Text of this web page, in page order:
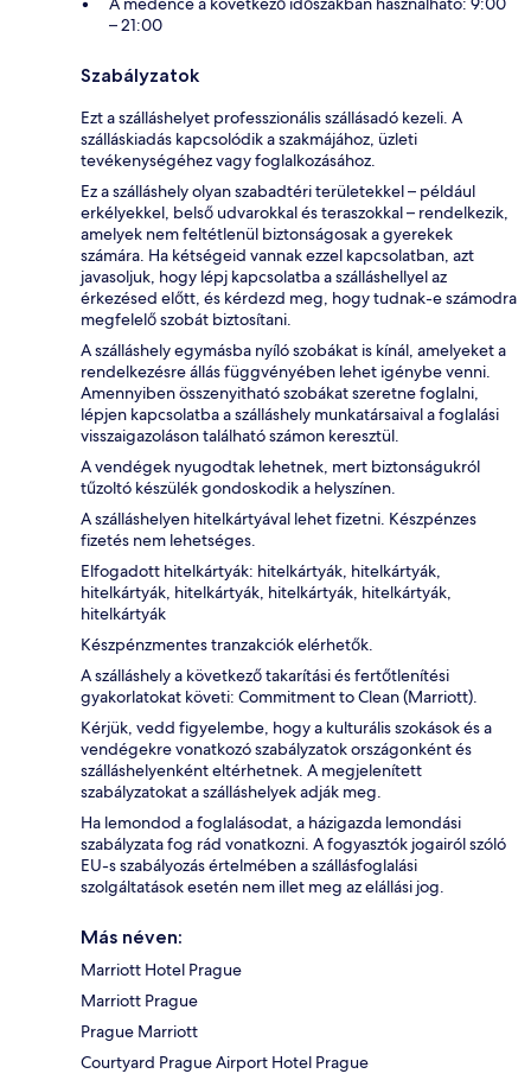
– 21:00
Szabályzatok
Ezt a szálláshelyet professzionális szállásadó kezeli. A
szálláskiadás kapcsolódik a szakmájához, üzleti
tevékenységéhez vagy foglalkozásához.
Ez a szálláshely olyan szabadtéri területekkel – például
erkélyekkel, belső udvarokkal és teraszokkal – rendelkezik,
amelyek nem feltétlenül biztonságosak a gyerekek
számára. Ha kétségeid vannak ezzel kapcsolatban, azt
javasoljuk, hogy lépj kapcsolatba a szálláshellyel az
érkezésed előtt, és kérdezd meg, hogy tudnak-e számodra
megfelelő szobát biztosítani.
A szálláshely egymásba nyíló szobákat is kínál, amelyeket a
rendelkezésre állás függvényében lehet igénybe venni.
Amennyiben összenyitható szobákat szeretne foglalni,
lépjen kapcsolatba a szálláshely munkatársaival a foglalási
visszaigazoláson található számon keresztül.
A vendégek nyugodtak lehetnek, mert biztonságukról
tűzoltó készülék gondoskodik a helyszínen.
A szálláshelyen hitelkártyával lehet fizetni. Készpénzes
fizetés nem lehetséges.
Elfogadott hitelkártyák: hitelkártyák, hitelkártyák,
hitelkártyák, hitelkártyák, hitelkártyák, hitelkártyák,
hitelkártyák
Készpénzmentes tranzakciók elérhetők.
A szálláshely a következő takarítási és fertőtlenítési
gyakorlatokat követi: Commitment to Clean (Marriott).
Kérjük, vedd figyelembe, hogy a kulturális szokások és a
vendégekre vonatkozó szabályzatok országonként és
szálláshelyenként eltérhetnek. A megjelenített
szabályzatokat a szálláshelyek adják meg.
Ha lemondod a foglalásodat, a házigazda lemondási
szabályzata fog rád vonatkozni. A fogyasztók jogairól szóló
EU-s szabályozás értelmében a szállásfoglalási
szolgáltatások esetén nem illet meg az elállási jog.
Más néven:
Marriott Hotel Prague
Marriott Prague
Prague Marriott
Courtyard Prague Airport Hotel Prague